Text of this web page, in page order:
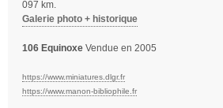
097 km.
Galerie photo + historique
106 Equinoxe Vendue en 2005
https://www.miniatures.dlgr.fr
https://www.manon-bibliophile.fr